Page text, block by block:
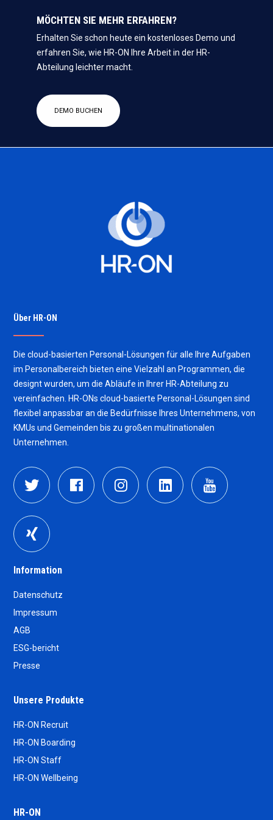
MÖCHTEN SIE MEHR ERFAHREN?
Erhalten Sie schon heute ein kostenloses Demo und
erfahren Sie, wie HR-ON Ihre Arbeit in der HR-
Abteilung leichter macht.
DEMO BUCHEN
Über HR-ON
Die cloud-basierten Personal-Lösungen für alle Ihre Aufgaben
im Personalbereich bieten eine Vielzahl an Programmen, die
designt wurden, um die Abläufe in Ihrer HR-Abteilung zu
vereinfachen. HR-ONs cloud-basierte Personal-Lösungen sind
flexibel anpassbar an die Bedürfnisse Ihres Unternehmens, von
KMUs und Gemeinden bis zu großen multinationalen
Unternehmen.
Information
Datenschutz
Impressum
AGB
ESG-bericht
Presse
Unsere Produkte
HR-ON Recruit
HR-ON Boarding
HR-ON Staff
HR-ON Wellbeing
HR-ON